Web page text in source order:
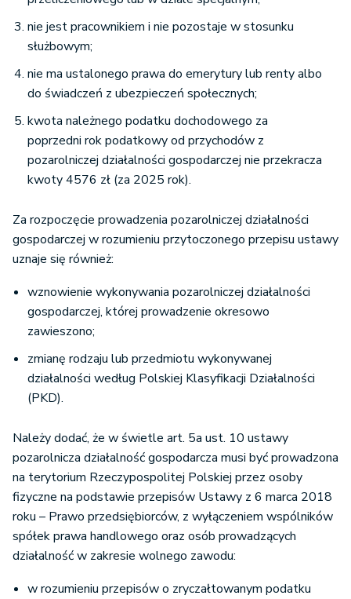
nie jest pracownikiem i nie pozostaje w stosunku
służbowym;
nie ma ustalonego prawa do emerytury lub renty albo
do świadczeń z ubezpieczeń społecznych;
kwota należnego podatku dochodowego za
poprzedni rok podatkowy od przychodów z
pozarolniczej działalności gospodarczej nie przekracza
kwoty 4576 zł (za 2025 rok).
Za rozpoczęcie prowadzenia pozarolniczej działalności
gospodarczej w rozumieniu przytoczonego przepisu ustawy
uznaje się również:
wznowienie wykonywania pozarolniczej działalności
gospodarczej, której prowadzenie okresowo
zawieszono;
zmianę rodzaju lub przedmiotu wykonywanej
działalności według Polskiej Klasyfikacji Działalności
(PKD).
Należy dodać, że w świetle art. 5a ust. 10 ustawy
pozarolnicza działalność gospodarcza musi być prowadzona
na terytorium Rzeczypospolitej Polskiej przez osoby
fizyczne na podstawie przepisów Ustawy z 6 marca 2018
roku – Prawo przedsiębiorców, z wyłączeniem wspólników
spółek prawa handlowego oraz osób prowadzących
działalność w zakresie wolnego zawodu:
w rozumieniu przepisów o zryczałtowanym podatku